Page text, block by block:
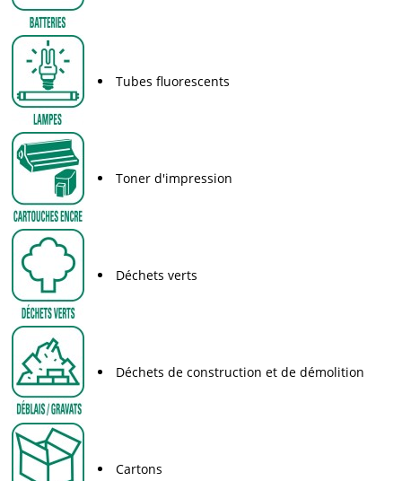
Tubes fluorescents
Toner d'impression
Déchets verts
Déchets de construction et de démolition
Cartons